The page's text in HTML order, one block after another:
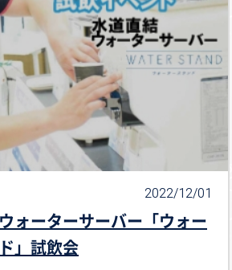
2022/12/01
ォーターサーバー「ウォー
」試飲会